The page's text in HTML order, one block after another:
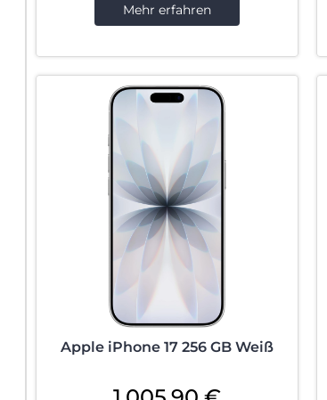
Mehr erfahren
Apple iPhone 17 256 GB Weiß